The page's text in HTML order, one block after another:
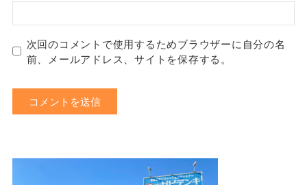
次回のコメントで使用するためブラウザーに自分の名
前、メールアドレス、サイトを保存する。